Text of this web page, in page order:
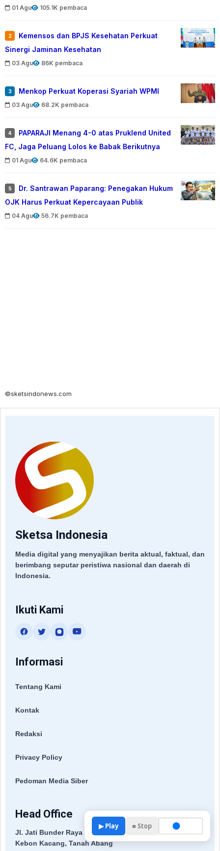
01 Agu 105.1K pembaca
2
Kemensos dan BPJS Kesehatan Perkuat
Sinergi Jaminan Kesehatan
03 Agu 86K pembaca
3 Menkop Perkuat Koperasi Syariah WPMI
03 Agu 68.2K pembaca
4
PAPARAJI Menang 4-0 atas Pruklend United
FC, Jaga Peluang Lolos ke Babak Berikutnya
01 Agu 64.6K pembaca
5
Dr. Santrawan Paparang: Penegakan Hukum
OJK Harus Perkuat Kepercayaan Publik
04 Agu 56.7K pembaca
©sketsindonews.com
Sketsa Indonesia
Media digital yang menyajikan berita aktual, faktual, dan
berimbang seputar peristiwa nasional dan daerah di
Indonesia.
Ikuti Kami
Informasi
Tentang Kami
Kontak
Redaksi
Privacy Policy
Pedoman Media Siber
Head Office
Jl. Jati Bunder Raya No. 11
Kebon Kacang, Tanah Abang
▶ Play ■ Stop